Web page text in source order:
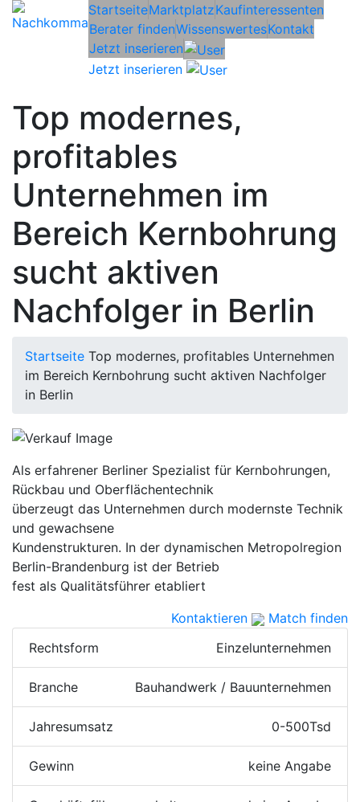
StartseiteMarktplatzKaufinteressenten
Berater findenWissenswertesKontakt
Jetzt inserieren
Jetzt inserieren
Top modernes,
profitables
Unternehmen im
Bereich Kernbohrung
sucht aktiven
Nachfolger in Berlin
Startseite Top modernes, profitables Unternehmen
im Bereich Kernbohrung sucht aktiven Nachfolger
in Berlin
Als erfahrener Berliner Spezialist für Kernbohrungen,
Rückbau und Oberflächentechnik
überzeugt das Unternehmen durch modernste Technik
und gewachsene
Kundenstrukturen. In der dynamischen Metropolregion
Berlin-Brandenburg ist der Betrieb
fest als Qualitätsführer etabliert
Kontaktieren
Match finden
Rechtsform
Einzelunternehmen
Branche Bauhandwerk / Bauunternehmen
Jahresumsatz 0-500Tsd
Gewinn keine Angabe